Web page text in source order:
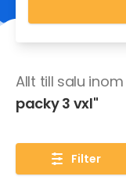
Allt till salu inom
packy 3 vxl"
Filter